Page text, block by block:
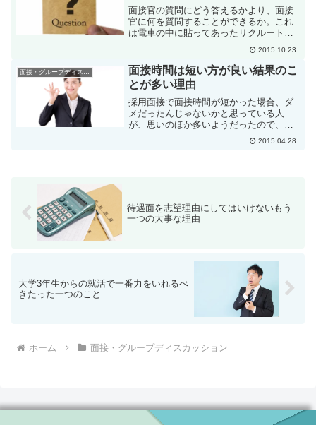
面接官の質問にどう答えるかより、面接
官に何を質問することができるか。これ
は電車の中に貼ってあったリクルートエ
ージェントの広告の文面です。これを見
て、皆さんはどうお感じになりました
か？長年人事で面接官もやってきた私
は、これを見て、「うーん、ち...
2015.10.23
面接・グループディスカッション
面接時間は短い方が良い結果のこ
とが多い理由
採用面接で面接時間が短かった場合、ダ
メだったんじゃないかと思っている人
が、思いのほか多いようだったので、こ
のことをもう少し書いてみようと思いま
す。という記事の中で、面接時間が短い
2015.04.28
待遇面を志望理由にしてはいけないもう
一つの大事な理由
大学3年生からの就活で一番力をいれるべ
きたった一つのこと
ホーム 面接・グループディスカッション